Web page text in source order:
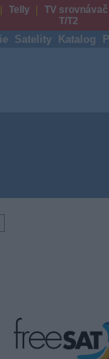
Telly
TV srovnávač
T/T2
Satelity Katalog